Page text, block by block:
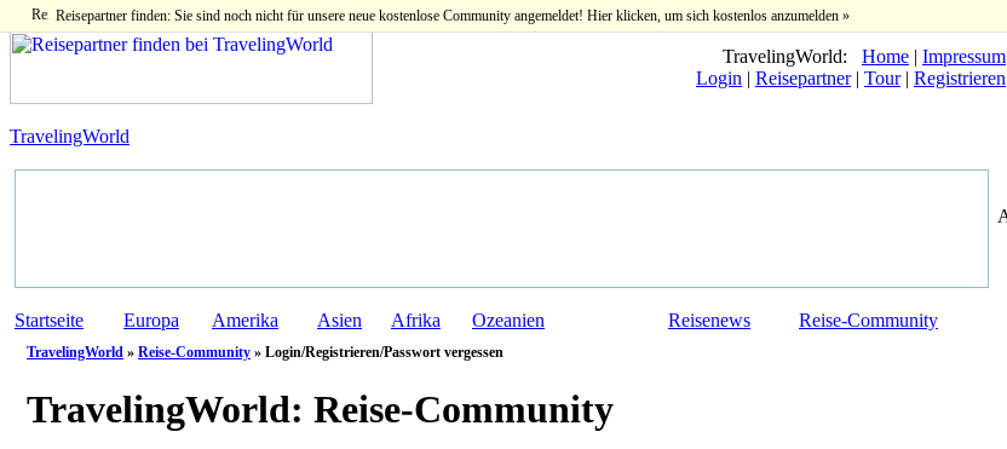
Reisepartner finden: Sie sind noch nicht für unsere neue kostenlose Community angemeldet! Hier klicken, um sich kostenlos anzumelden »
TravelingWorld: Home | Impressum
Login | Reisepartner| Tour| Registrieren
TravelingWorld
Startseite Europa Amerika Asien Afrika Ozeanien Reisenews Reise-Community
TravelingWorld » Reise-Community » Login/Registrieren/Passwort vergessen
TravelingWorld: Reise-Community